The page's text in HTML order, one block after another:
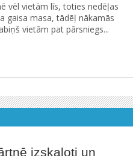
vēl vietām līs, toties nedēļas
gaisa masa, tādēļ nākamās
vietām pat pārsniegs...
izskaloti un